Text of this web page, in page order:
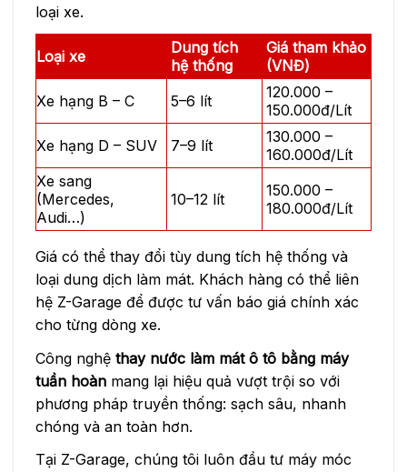
loại xe.
Loại xe
Dung tích
hệ thống
Giá tham khảo
(VNĐ)
Xe hạng B – C
5–6 lít
120.000 –
150.000đ/Lít
Xe hạng D – SUV
7–9 lít
130.000 –
160.000đ/Lít
Xe sang
(Mercedes,
Audi…)
10–12 lít
150.000 –
180.000đ/Lít
Giá có thể thay đổi tùy dung tích hệ thống và
loại dung dịch làm mát. Khách hàng có thể liên
hệ Z-Garage để được tư vấn báo giá chính xác
cho từng dòng xe.
Công nghệ thay nước làm mát ô tô bằng máy
tuần hoàn mang lại hiệu quả vượt trội so với
phương pháp truyền thống: sạch sâu, nhanh
chóng và an toàn hơn.
Tại Z-Garage, chúng tôi luôn đầu tư máy móc